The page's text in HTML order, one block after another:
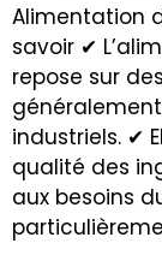
Alimentation
savoir ✔
repose sur
industriels. ✔
qualité des
aux besoins